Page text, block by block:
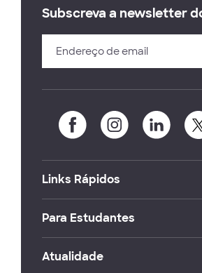
Subscreva a newsletter
Links Rápidos
Para Estudantes
Atualidade